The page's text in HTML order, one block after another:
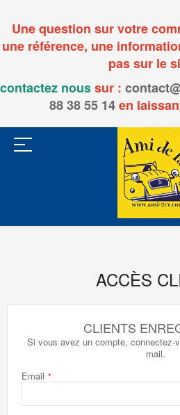
Une question sur votre
une référence, une
pas sur le
contactez noussur :
88 38 55 14en
ACCÈS
CLIENTS
Si vous avez un compte, connectez-
mail.
Email